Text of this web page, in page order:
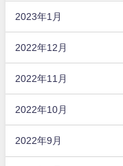
2023年1月
2022年12月
2022年11月
2022年10月
2022年9月